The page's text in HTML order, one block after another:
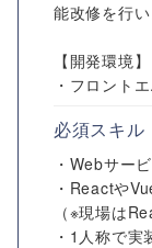
能改修を行い
【開発環境】
・フロント
必須スキル
・Webサー
・Reactや
（※現場は
・1人称で実